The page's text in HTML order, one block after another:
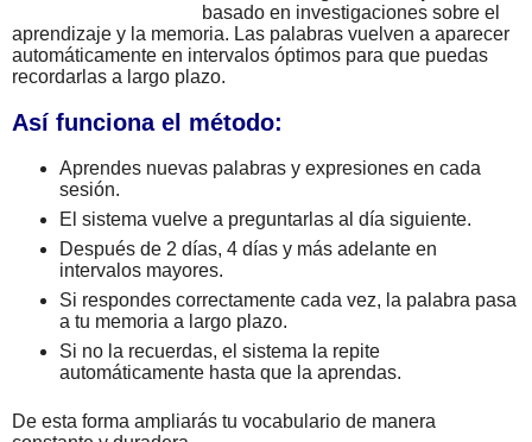
basado en investigaciones sobre el
aprendizaje y la memoria. Las palabras vuelven a aparecer
automáticamente en intervalos óptimos para que puedas
recordarlas a largo plazo.
Así funciona el método:
Aprendes nuevas palabras y expresiones en cada
sesión.
El sistema vuelve a preguntarlas al día siguiente.
Después de 2 días, 4 días y más adelante en
intervalos mayores.
Si respondes correctamente cada vez, la palabra pasa
a tu memoria a largo plazo.
Si no la recuerdas, el sistema la repite
automáticamente hasta que la aprendas.
De esta forma ampliarás tu vocabulario de manera